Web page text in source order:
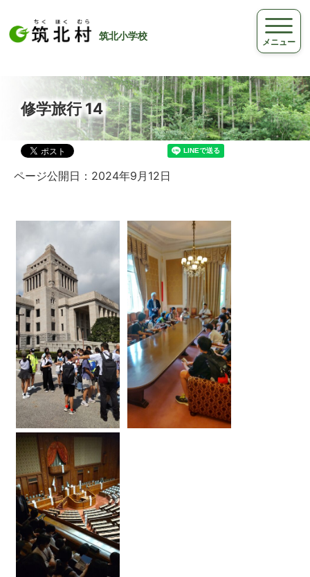
筑北小学校
メニュー
修学旅行 14
ページ公開日：2024年9月12日